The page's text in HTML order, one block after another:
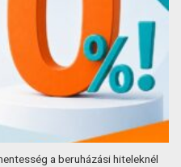
a beruházási hiteleknél